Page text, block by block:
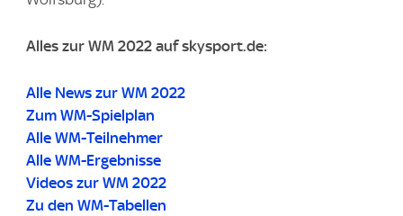
Alles zur WM 2022 auf skysport.de:
Alle News zur WM 2022
Zum WM-Spielplan
Alle WM-Teilnehmer
Alle WM-Ergebnisse
Videos zur WM 2022
Zu den WM-Tabellen